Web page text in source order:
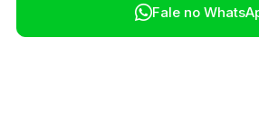
Fale no